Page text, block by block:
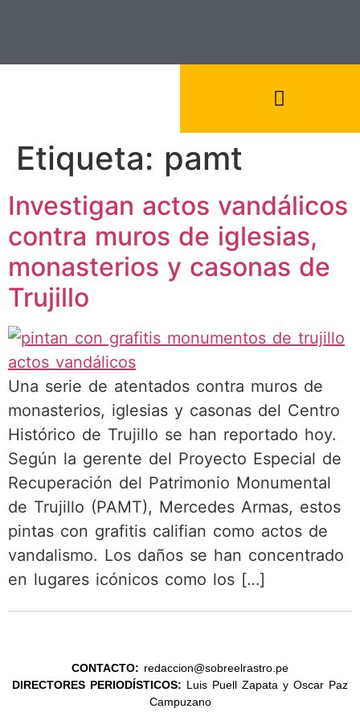
Etiqueta: pamt
Investigan actos vandálicos
contra muros de iglesias,
monasterios y casonas de
Trujillo
Una serie de atentados contra muros de
monasterios, iglesias y casonas del Centro
Histórico de Trujillo se han reportado hoy.
Según la gerente del Proyecto Especial de
Recuperación del Patrimonio Monumental
de Trujillo (PAMT), Mercedes Armas, estos
pintas con grafitis califian como actos de
vandalismo. Los daños se han concentrado
en lugares icónicos como los […]
CONTACTO: redaccion@sobreelrastro.pe
DIRECTORES PERIODÍSTICOS: Luis Puell Zapata y Oscar Paz
Campuzano